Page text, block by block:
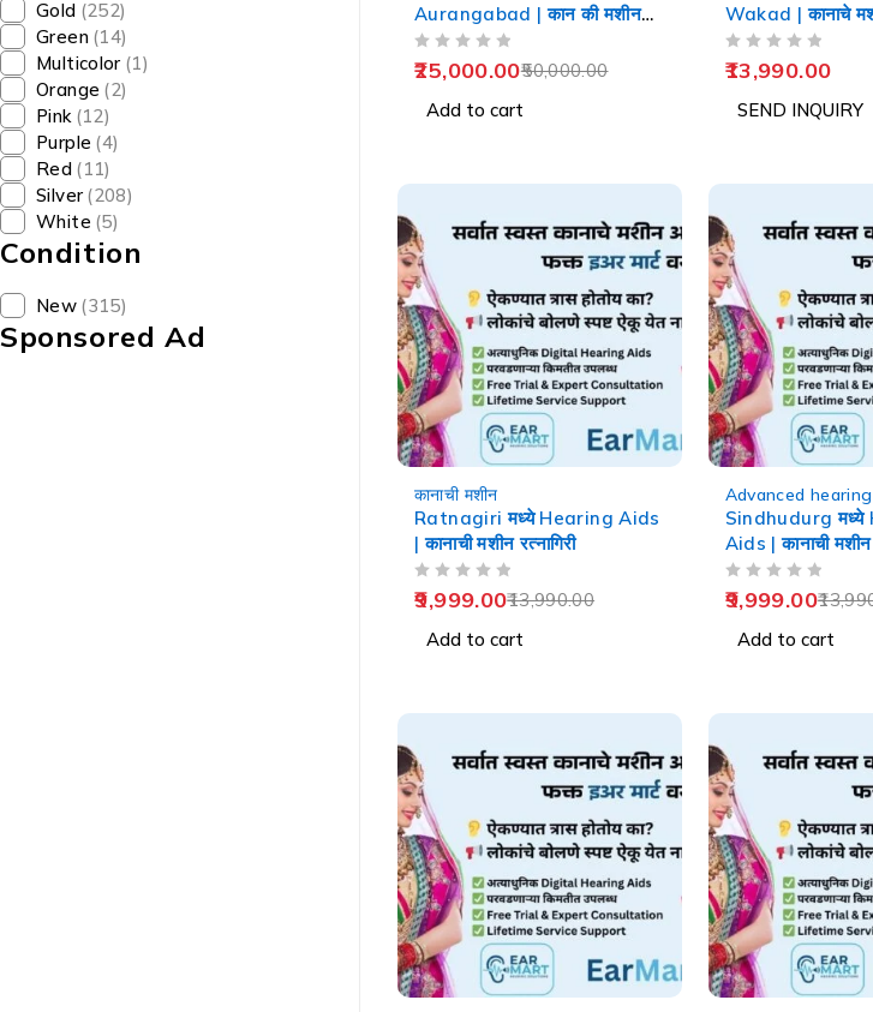
Gold (252)
Green (14)
Multicolor (1)
Orange (2)
Pink (12)
Purple (4)
Red (11)
Silver (208)
White (5)
Condition
New (315)
Sponsored Ad
Aurangabad | कान की मशीन
औरंगाबाद
50,000.00
25,000.00
Add to cart
Wakad | कानाचे
13,990.00
SEND INQUIRY
कानाची मशीन
Ratnagiri मध्ये Hearing Aids
| कानाची मशीन रत्नागिरी
13,990.00
9,999.00
Add to cart
Advanced
Sindhudurg मध्ये
Aids | कानाची मशीन
9,999.00
Add to cart